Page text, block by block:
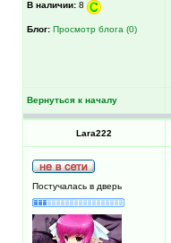
В наличии: 8
Блог: Просмотр блога (0)
Вернуться к началу
Lara222
Постучалась в дверь